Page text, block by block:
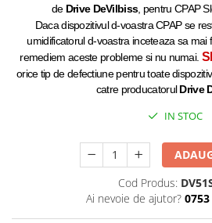
de Drive DeVilbiss, pentru CPAP
Daca dispozitivul d-voastra CPAP se
umidificatorul d-voastra inceteaza sa mai
remediem aceste probleme si nu numai.
orice tip de defectiune pentru toate
catre producatorulDrive
IN STOC
Cod Produs:
Ai nevoie de ajutor?